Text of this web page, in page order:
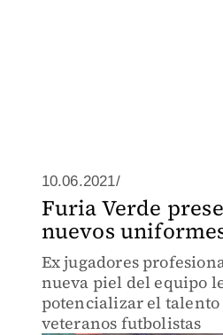
10.06.2021/
Furia Verde
nuevos
Ex jugadores
nueva piel del equipo
potencializar el talento
veteranos futbolistas